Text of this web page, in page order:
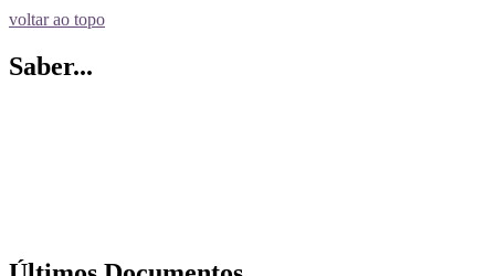
voltar ao topo
Saber...